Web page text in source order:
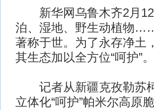
新华网乌鲁木齐2月12
泊、湿地、野生动植物
著称于世。为了永存净土
其生态加以全方位“呵护”。
记者从新疆克孜勒苏柯
立体化“呵护”帕米尔高原